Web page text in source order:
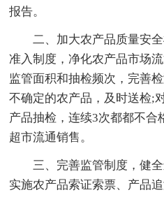
报告。
二、加大农产品质量安
准入制度，净化农产品市场
监管面积和抽检频次，完善
不确定的农产品，及时送检;
产品抽检，连续3次都都不合
超市流通销售。
三、完善监管制度，健
实施农产品索证索票、产品